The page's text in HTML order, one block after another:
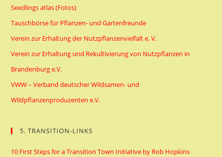
Seedlings atlas (Fotos)
Tauschbörse für Pflanzen- und Gartenfreunde
Verein zur Erhaltung der Nutzpflanzenvielfalt e. V.
Verein zur Erhaltung und Rekultivierung von Nutzpflanzen in
Brandenburg e.V.
VWW – Verband deutscher Wildsamen- und
Wildpflanzenproduzenten e.V.
5. TRANSITION-LINKS
10 First Steps for a Transition Town Initiative by Rob Hopkins